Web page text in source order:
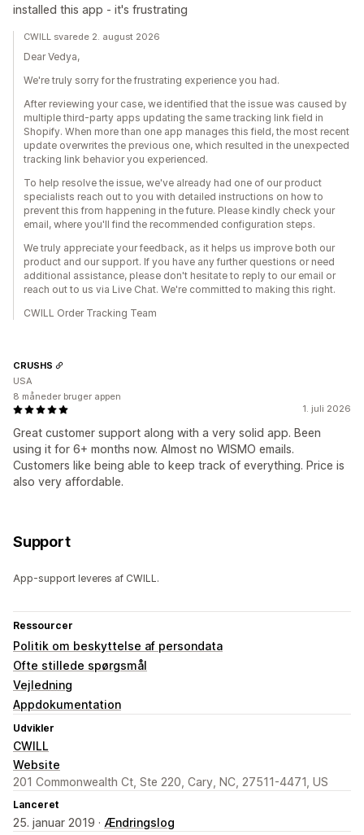
installed this app - it's frustrating
CWILL svarede 2. august 2026
Dear Vedya,
We're truly sorry for the frustrating experience you had.
After reviewing your case, we identified that the issue was caused by
multiple third-party apps updating the same tracking link field in
Shopify. When more than one app manages this field, the most recent
update overwrites the previous one, which resulted in the unexpected
tracking link behavior you experienced.
To help resolve the issue, we've already had one of our product
specialists reach out to you with detailed instructions on how to
prevent this from happening in the future. Please kindly check your
email, where you'll find the recommended configuration steps.
We truly appreciate your feedback, as it helps us improve both our
product and our support. If you have any further questions or need
additional assistance, please don't hesitate to reply to our email or
reach out to us via Live Chat. We're committed to making this right.
CWILL Order Tracking Team
1. juli 2026
Great customer support along with a very solid app. Been
using it for 6+ months now. Almost no WISMO emails.
Customers like being able to keep track of everything. Price is
also very affordable.
CRUSHS
USA
8 måneder bruger appen
Support
App-support leveres af CWILL.
Ressourcer
Politik om beskyttelse af persondata
Ofte stillede spørgsmål
Vejledning
Appdokumentation
Udvikler
CWILL
Website
201 Commonwealth Ct, Ste 220, Cary, NC, 27511-4471, US
Lanceret
25. januar 2019 · Ændringslog